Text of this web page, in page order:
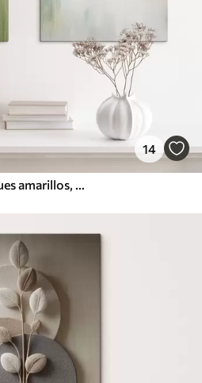
14
Paisaje abstracto con toques amarillos, una composición minimalista de tierra, agua y cielo, con colores apagados